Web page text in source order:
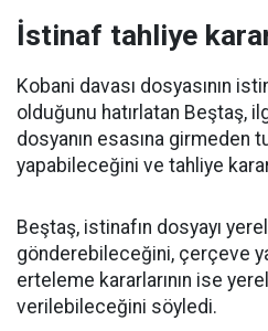
İstinaf tahliye
Kobani davası dosyasının
olduğunu hatırlatan Beştaş,
dosyanın esasına girmeden
yapabileceğini ve tahliye
Beştaş, istinafın dosyayı
gönderebileceğini, çerçeve
erteleme kararlarının ise
verilebileceğini söyledi.